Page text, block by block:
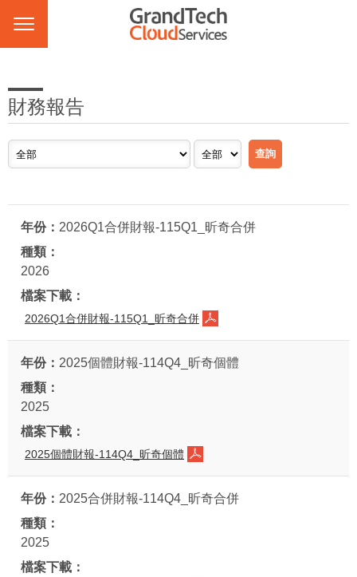
財務報告
2026Q1合併財報-115Q1_昕奇合併
2026
2026Q1合併財報-115Q1_昕奇合併
2025個體財報-114Q4_昕奇個體
2025
2025個體財報-114Q4_昕奇個體
2025合併財報-114Q4_昕奇合併
2025